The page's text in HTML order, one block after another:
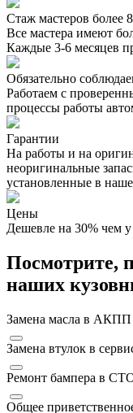
Стаж мастеров более
Все мастера имеют
Каждые 3-6 месяцев
Обязательно
Работаем с
процессы работы
Гарантии
На работы и на
неоригинальные
установленные в
Цены
Дешевле на 30% чем
Посмотрите,
наших
Замена масла в
Замена втулок в
Ремонт бампера в
Общее